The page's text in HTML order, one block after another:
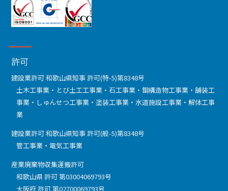
許可
建設業許可 和歌山県知事 許可(特-5)第8348号
土木工事業・とび土工工事業・石工事業・鋼構造物工事業・舗装工
事業・しゅんせつ工事業・塗装工事業・水道施設工事業・解体工事
業
建設業許可 和歌山県知事 許可(般-5)第8348号
管工事業・電気工事業
産業廃棄物収集運搬許可
和歌山県 許可 第03004069793号
大阪府 許可 第02700069793号